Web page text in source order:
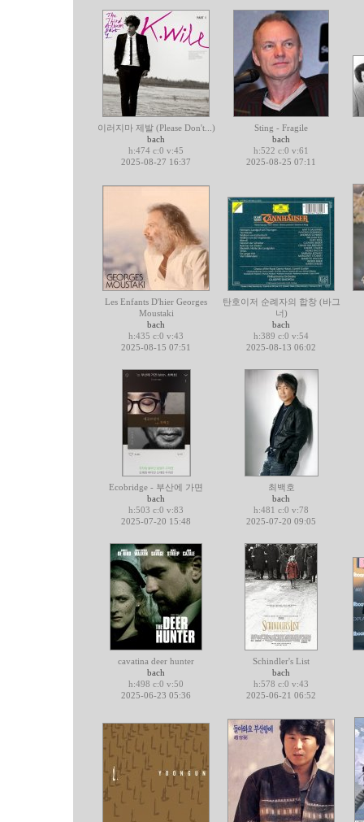
이러지마 제발 (Please Don't...)
bach
h:474 c:0 v:45
2025-08-27 16:37
Sting - Fragile
bach
h:522 c:0 v:61
2025-08-25 07:11
Les Enfants D'hier Georges
Moustaki
bach
h:435 c:0 v:43
2025-08-15 07:51
탄호이저 순례자의 합창 (바그
너)
bach
h:389 c:0 v:54
2025-08-13 06:02
Ecobridge - 부산에 가면
bach
h:503 c:0 v:83
2025-07-20 15:48
최백호
bach
h:481 c:0 v:78
2025-07-20 09:05
cavatina deer hunter
bach
h:498 c:0 v:50
2025-06-23 05:36
Schindler's List
bach
h:578 c:0 v:43
2025-06-21 06:52